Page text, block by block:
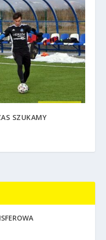
SZUKAMY